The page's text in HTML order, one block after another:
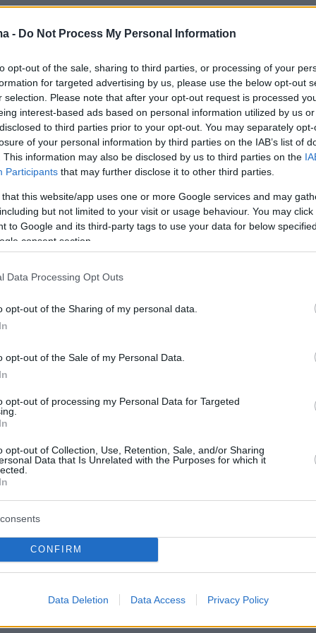
- Do Not Process My Personal Information
opt-out of the sale, sharing to third parties, or processing of your
for targeted advertising by us, please use the below opt-out
selection. Please note that after your opt-out request is processed
interest-based ads based on personal information utilized by us
to third parties prior to your opt-out. You may separately
of your personal information by third parties on the IAB’s list of
This information may also be disclosed by us to third parties on the
Participants that may further disclose it to other third parties.
that this website/app uses one or more Google services and may
but not limited to your visit or usage behaviour. You may
to Google and its third-party tags to use your data for below
consent section.
Data Processing Opt Outs
opt-out of the Sharing of my personal data.
opt-out of the Sale of my Personal Data.
opt-out of processing my Personal Data for Targeted
opt-out of Collection, Use, Retention, Sale, and/or Sharing
Data that Is Unrelated with the Purposes for which it
CONFIRM
Data Deletion Data Access Privacy Policy
νοσηλευτικά ιδρύματα που βρίσκονταν εξ
στην πρώτη γραμμή, συνεχίζουν να
κύριο όγκο των ασθενών. Σύμφωνα με τα
χθες στοΠανεπιστημιακό Νοσοκομείο
23 ασθενείς με covid και άλλοι 40
» και «Σωτηρία», σε κλινικές. Στο « Αττικόν
19 ασθενείς και στο «Γεννηματάς» άλλοι 16,
και 13 στο « Αμαλία Φλέμινγκ». Επίσης,
στα νοσοκομεία της Κρήτης.
ασθενών καταγράφεται όμως και σε
25 νοσηλευόμενοι για ψυχική νόσο
νοσούν τώρα με λοίμωξη covid. Το
ευάλωτο και αθωράκιστο στον
η συρροή με τους νοσούντες ψυχικά
πριν από περίπου τρεις εβδομάδες.
για προστασία των ηλικιωμένων
με...σκληρό τρόπο
χώρα μας. Και επικαιροποιούν τις συστάσεις
την προστασία όλων από τη μόλυνση, αλλά
ηλικιωμένων και των ευάλωτων που
πολύ από τη νόσηση με covid και τις